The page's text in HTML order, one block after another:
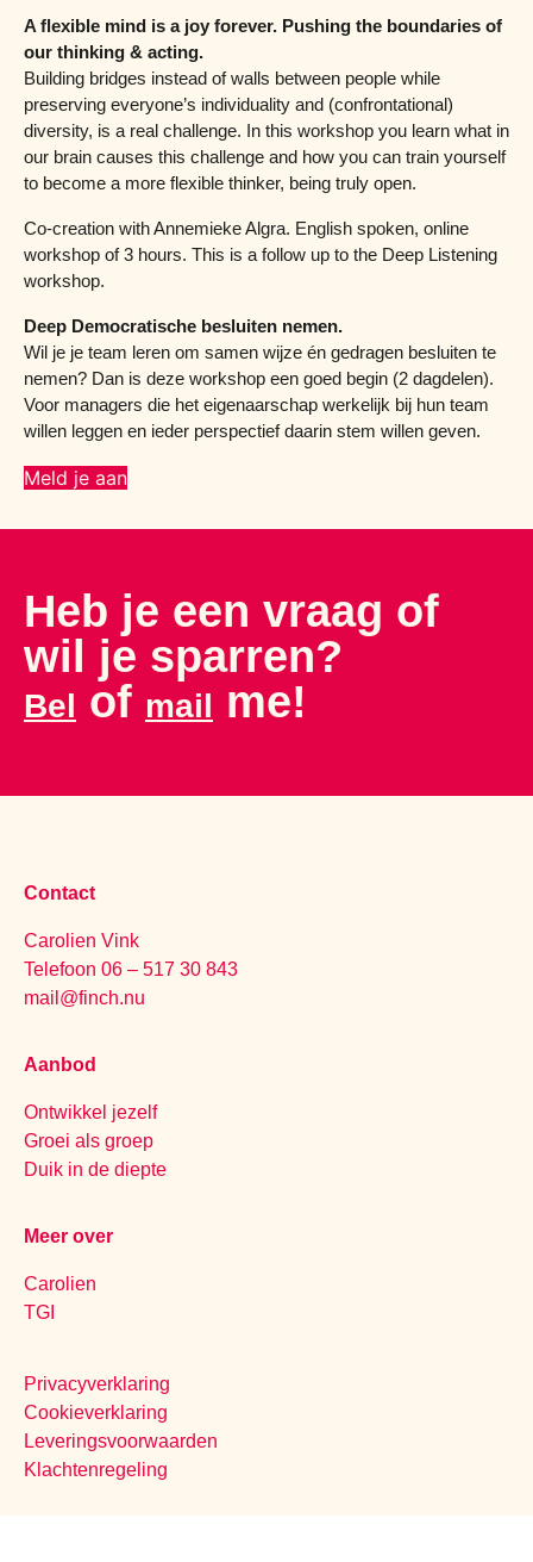
A flexible mind is a joy forever. Pushing the boundaries of
our thinking & acting.
Building bridges instead of walls between people while
preserving everyone’s individuality and (confrontational)
diversity, is a real challenge. In this workshop you learn what in
our brain causes this challenge and how you can train yourself
to become a more flexible thinker, being truly open.
Co-creation with Annemieke Algra. English spoken, online
workshop of 3 hours. This is a follow up to the Deep Listening
workshop.
Deep Democratische besluiten nemen.
Wil je je team leren om samen wijze én gedragen besluiten te
nemen? Dan is deze workshop een goed begin (2 dagdelen).
Voor managers die het eigenaarschap werkelijk bij hun team
willen leggen en ieder perspectief daarin stem willen geven.
Meld je aan
Heb je een vraag of
wil je sparren?
Bel of mail me!
Contact
Carolien Vink
Telefoon 06 – 517 30 843
mail@finch.nu
Aanbod
Ontwikkel jezelf
Groei als groep
Duik in de diepte
Meer over
Carolien
TGI
Privacyverklaring
Cookieverklaring
Leveringsvoorwaarden
Klachtenregeling